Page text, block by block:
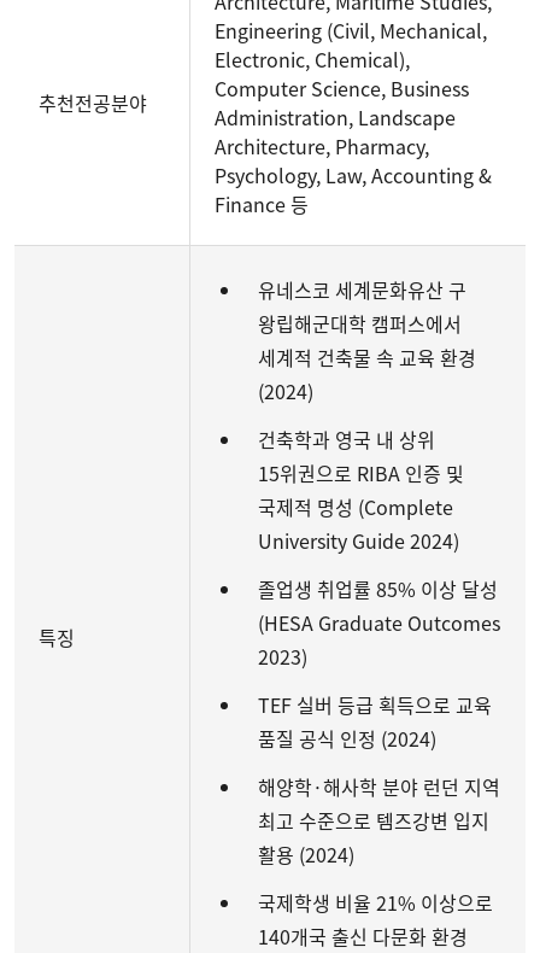
추천전공분야
Engineering (Civil, Mechanical,
Electronic, Chemical),
Computer Science, Business
Administration, Landscape
Architecture, Pharmacy,
Psychology, Law, Accounting &
Finance 등
특징
유네스코 세계문화유산 구
왕립해군대학 캠퍼스에서
세계적 건축물 속 교육 환경
(2024)
건축학과 영국 내 상위
15위권으로 RIBA 인증 및
국제적 명성 (Complete
University Guide 2024)
졸업생 취업률 85% 이상 달성
(HESA Graduate Outcomes
2023)
TEF 실버 등급 획득으로 교육
품질 공식 인정 (2024)
해양학·해사학 분야 런던 지역
최고 수준으로 템즈강변 입지
활용 (2024)
국제학생 비율 21% 이상으로
140개국 출신 다문화 환경